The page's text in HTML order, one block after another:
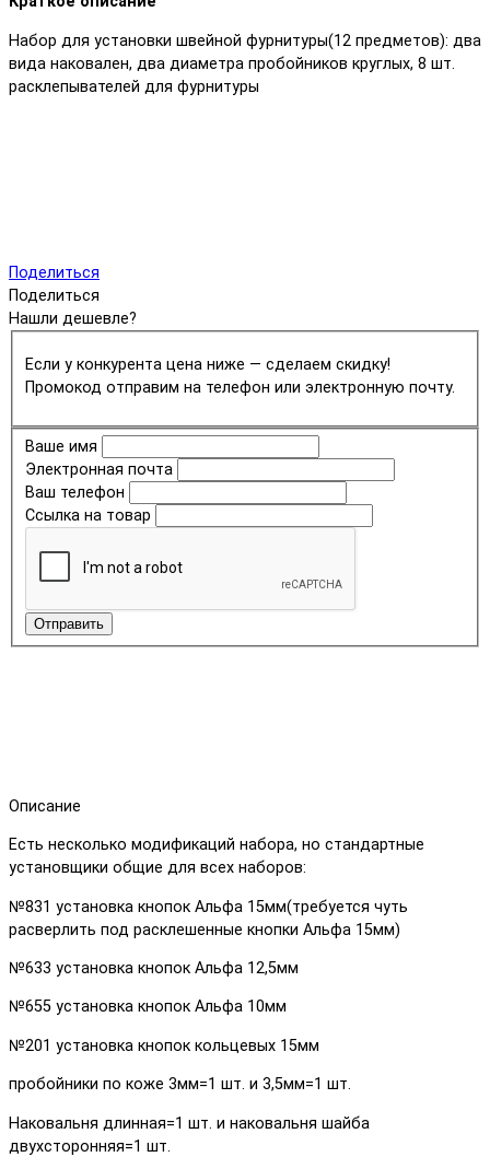
Набор для установки швейной фурнитуры(12 предметов): два
вида наковален, два диаметра пробойников круглых, 8 шт.
расклепывателей для фурнитуры
Поделиться
Поделиться
Нашли дешевле?
Если у конкурента цена ниже — сделаем скидку!
Промокод отправим на телефон или электронную почту.
Ваше имя
Электронная почта
Ваш телефон
Ссылка на товар
Отправить
Описание
Есть несколько модификаций набора, но стандартные
установщики общие для всех наборов:
№831 установка кнопок Альфа 15мм(требуется чуть
расверлить под расклешенные кнопки Альфа 15мм)
№633 установка кнопок Альфа 12,5мм
№655 установка кнопок Альфа 10мм
№201 установка кнопок кольцевых 15мм
пробойники по коже 3мм=1 шт. и 3,5мм=1 шт.
Наковальня длинная=1 шт. и наковальня шайба
двухсторонняя=1 шт.